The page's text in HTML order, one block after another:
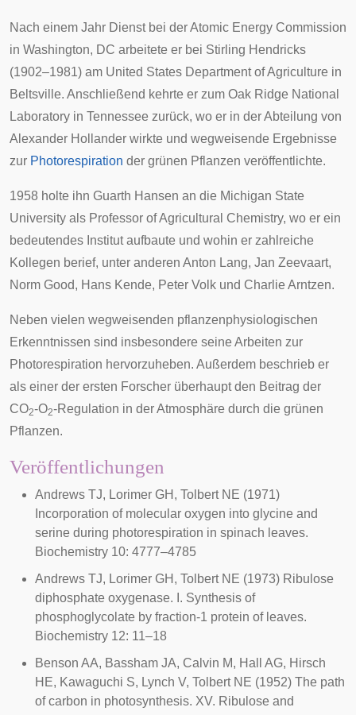
Nach einem Jahr Dienst bei derAtomic Energy Commission
in Washington, DC arbeitete er bei Stirling Hendricks
(1902–1981) am United States Department of Agriculture in
Beltsville. Anschließend kehrte er zum Oak Ridge National
Laboratory in Tennessee zurück, wo er in der Abteilung von
Alexander Hollander wirkte und wegweisende Ergebnisse
zur Photorespiration der grünen Pflanzen veröffentlichte.
1958 holte ihn Guarth Hansen an die Michigan State
University als Professor of Agricultural Chemistry, wo er ein
bedeutendes Institut aufbaute und wohin er zahlreiche
Kollegen berief, unter anderen Anton Lang, Jan Zeevaart,
Norm Good, Hans Kende, Peter Volk und Charlie Arntzen.
Neben vielen wegweisenden pflanzenphysiologischen
Erkenntnissen sind insbesondere seine Arbeiten zur
Photorespiration hervorzuheben. Außerdem beschrieb er
als einer der ersten Forscher überhaupt den Beitrag der
CO2-O2-Regulation in der Atmosphäre durch die grünen
Pflanzen.
Veröffentlichungen
Andrews TJ, Lorimer GH, Tolbert NE (1971)
Incorporation of molecular oxygen into glycine and
serine during photorespiration in spinach leaves.
Biochemistry 10: 4777–4785
Andrews TJ, Lorimer GH, Tolbert NE (1973) Ribulose
diphosphate oxygenase. I. Synthesis of
phosphoglycolate by fraction-1 protein of leaves.
Biochemistry 12: 11–18
Benson AA, Bassham JA, Calvin M, Hall AG, Hirsch
HE, Kawaguchi S, Lynch V, Tolbert NE (1952) The path
of carbon in photosynthesis. XV. Ribulose and